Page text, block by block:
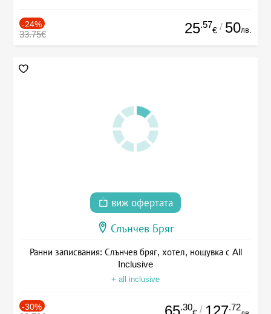
-24%
33.75€ 25.57
€ / 50лв.
виж офертата
Слънчев Бряг
Ранни записвания: Слънчев бряг, хотел, нощувка с All
Inclusive
+ all inclusive
-30% 65.30 / 127.72